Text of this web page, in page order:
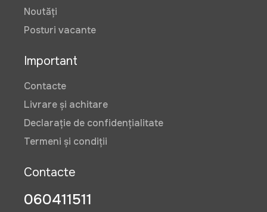
Noutăți
Posturi vacante
Important
Contacte
Livrare și achitare
Declarație de confidențialitate
Termeni și condiții
Contacte
060411511